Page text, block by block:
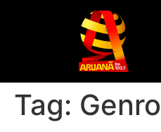
Tag: Genro